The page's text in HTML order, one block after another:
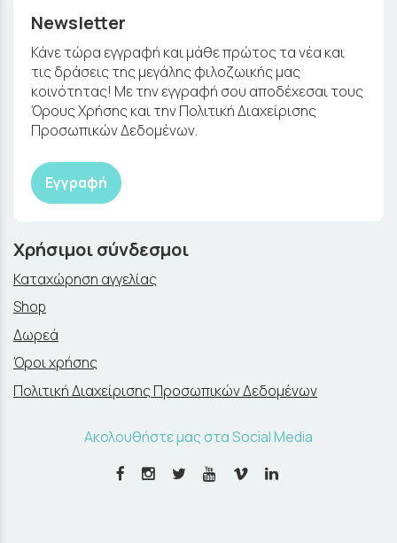
Newsletter
Κάνε τώρα εγγραφή και μάθε πρώτος τα νέα και
τις δράσεις της μεγάλης φιλοζωικής μας
κοινότητας! Με την εγγραφή σου αποδέχεσαι τους
Όρους Χρήσης και την Πολιτική Διαχείρισης
Προσωπικών Δεδομένων.
Εγγραφή
Χρήσιμοι σύνδεσμοι
Καταχώρηση αγγελίας
Shop
Δωρεά
Όροι χρήσης
Πολιτική Διαχείρισης Προσωπικών Δεδομένων
Ακολουθήστε μας στα Social Media